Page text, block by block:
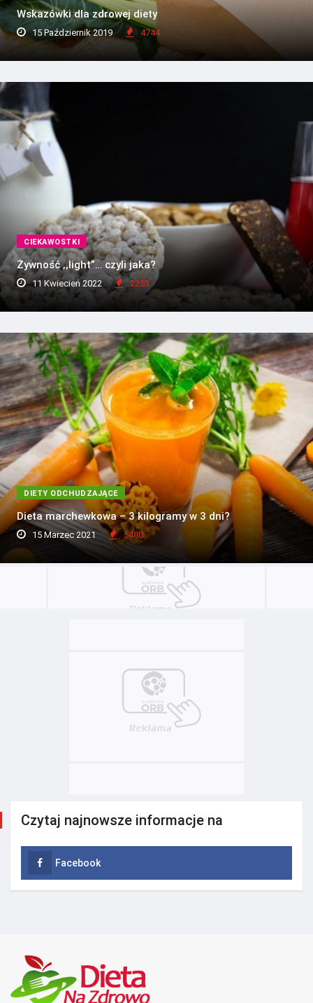
Wskazówki dla zdrowej diety
15 Październik 2019 4744
CIEKAWOSTKI
Żywność ,,light”… czyli jaka?
11 Kwiecień 2022 2253
DIETY ODCHUDZAJĄCE
Dieta marchewkowa – 3 kilogramy w 3 dni?
15 Marzec 2021 5480
Czytaj najnowsze informacje na
Facebook